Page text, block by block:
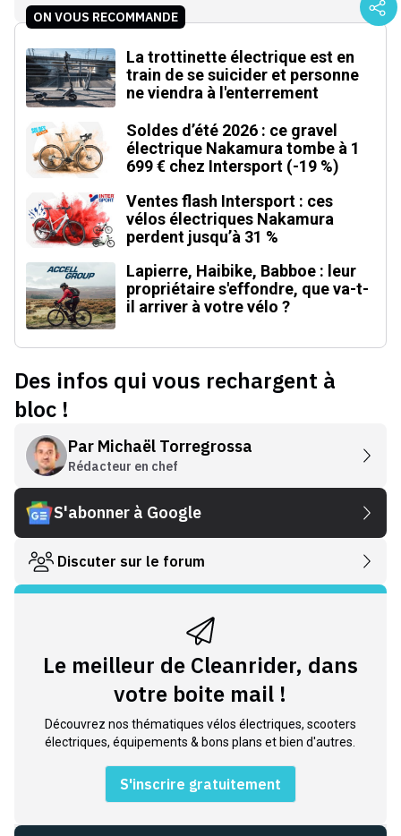
ON VOUS RECOMMANDE
La trottinette électrique est en
train de se suicider et personne
ne viendra à l'enterrement
Soldes d’été 2026 : ce gravel
électrique Nakamura tombe à 1
699 € chez Intersport (-19 %)
Ventes flash Intersport : ces
vélos électriques Nakamura
perdent jusqu’à 31 %
Lapierre, Haibike, Babboe : leur
propriétaire s'effondre, que va-t-
il arriver à votre vélo ?
Des infos qui vous rechargent à
bloc !
Par Michaël Torregrossa
Rédacteur en chef
S'abonner à Google
Discuter sur le forum
Le meilleur de Cleanrider, dans
votre boite mail !
Découvrez nos thématiques vélos électriques, scooters
électriques, équipements & bons plans et bien d'autres.
S'inscrire gratuitement